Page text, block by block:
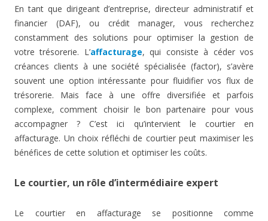
En tant que dirigeant d’entreprise, directeur administratif et
financier (DAF), ou crédit manager, vous recherchez
constamment des solutions pour optimiser la gestion de
votre trésorerie. L’affacturage, qui consiste à céder vos
créances clients à une société spécialisée (factor), s’avère
souvent une option intéressante pour fluidifier vos flux de
trésorerie. Mais face à une offre diversifiée et parfois
complexe, comment choisir le bon partenaire pour vous
accompagner ? C’est ici qu’intervient le courtier en
affacturage. Un choix réfléchi de courtier peut maximiser les
bénéfices de cette solution et optimiser les coûts.
Le courtier, un rôle d’intermédiaire expert
Le courtier en affacturage se positionne comme